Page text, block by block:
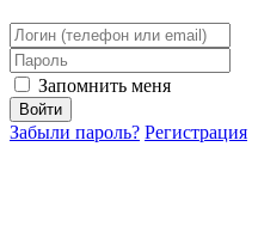
Запомнить меня
Забыли пароль? Регистрация